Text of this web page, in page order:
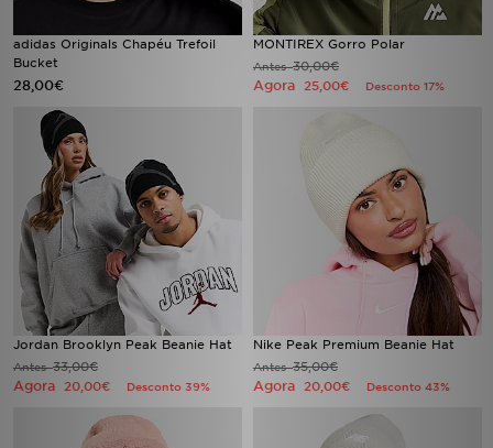
adidas Originals Chapéu Trefoil
Bucket
28,00€
MONTIREX Gorro Polar
Antes30,00€
Agora 25,00€ Desconto 17%
Jordan Brooklyn Peak Beanie Hat
Antes33,00€
Agora 20,00€ Desconto 39%
Nike Peak Premium Beanie Hat
Antes35,00€
Agora 20,00€ Desconto 43%